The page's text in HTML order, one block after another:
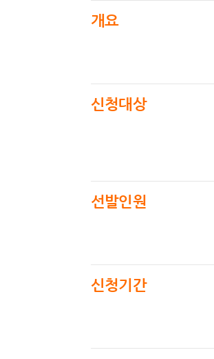
개요
신청대상
선발인원
신청기간